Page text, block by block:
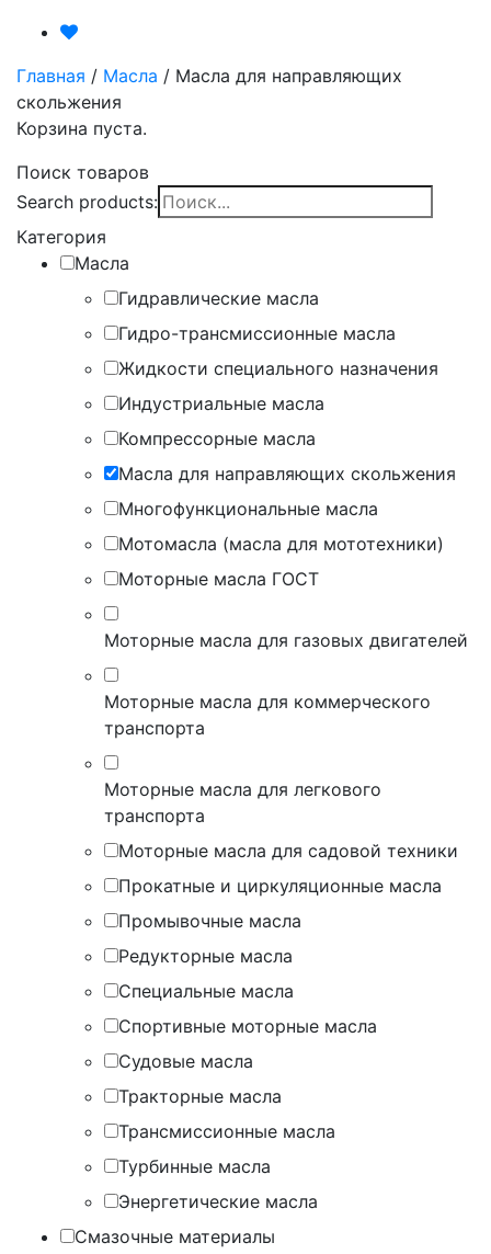
Главная / Масла / Масла для направляющих
скольжения
Корзина пуста.
Поиск товаров
Search products:
Категория
Масла
Гидравлические масла
Гидро-трансмиссионные масла
Жидкости специального назначения
Индустриальные масла
Компрессорные масла
Масла для направляющих скольжения
Многофункциональные масла
Мотомасла (масла для мототехники)
Моторные масла ГОСТ
Моторные масла для газовых двигателей
Моторные масла для коммерческого
транспорта
Моторные масла для легкового
транспорта
Моторные масла для садовой техники
Прокатные и циркуляционные масла
Промывочные масла
Редукторные масла
Специальные масла
Спортивные моторные масла
Судовые масла
Тракторные масла
Трансмиссионные масла
Турбинные масла
Энергетические масла
Смазочные материалы